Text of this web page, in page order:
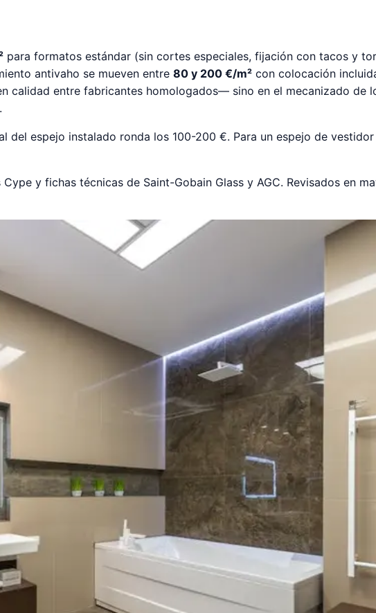
para formatos estándar (sin cortes especiales, fijación con tacos y
antivaho se mueven entre 80 y 200 €/m² con colocación
calidad entre fabricantes homologados— sino en el mecanizado de
del espejo instalado ronda los 100-200 €. Para un espejo de
y fichas técnicas de Saint-Gobain Glass y AGC. Revisados en